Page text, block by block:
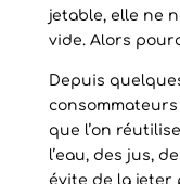
jetable, elle ne
vide. Alors
Depuis
que l’on
l’eau, des jus,
évite de la jeter